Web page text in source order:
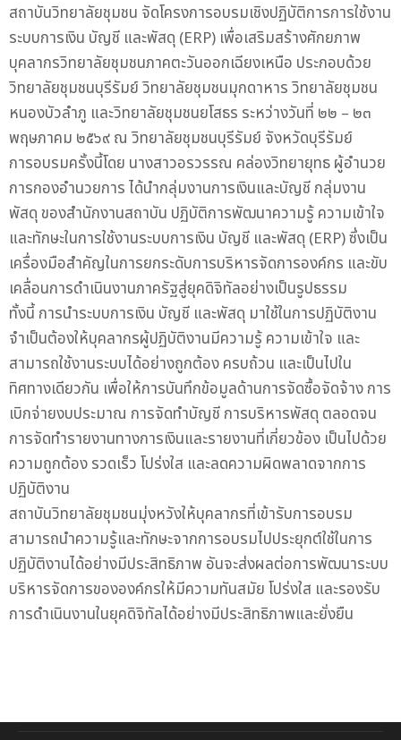
สถาบันวิทยาลัยชุมชน จัดโครงการอบรมเชิงปฏิบัติการการใช้งาน
ระบบการเงิน บัญชี และพัสดุ (ERP) เพื่อเสริมสร้างศักยภาพ
บุคลากรวิทยาลัยชุมชนภาคตะวันออกเฉียงเหนือ ประกอบด้วย
วิทยาลัยชุมชนบุรีรัมย์ วิทยาลัยชุมชนมุกดาหาร วิทยาลัยชุมชน
หนองบัวลำภู และวิทยาลัยชุมชนยโสธร ระหว่างวันที่ ๒๒ – ๒๓
พฤษภาคม ๒๕๖๙ ณ วิทยาลัยชุมชนบุรีรัมย์ จังหวัดบุรีรัมย์
การอบรมครั้งนี้โดย นางสาวอรวรรณ คล่องวิทยายุทธ ผู้อำนวย
การกองอำนวยการ ได้นำกลุ่มงานการเงินและบัญชี กลุ่มงาน
พัสดุ ของสำนักงานสถาบัน ปฏิบัติการพัฒนาความรู้ ความเข้าใจ
และทักษะในการใช้งานระบบการเงิน บัญชี และพัสดุ (ERP) ซึ่งเป็น
เครื่องมือสำคัญในการยกระดับการบริหารจัดการองค์กร และขับ
เคลื่อนการดำเนินงานภาครัฐสู่ยุคดิจิทัลอย่างเป็นรูปธรรม
ทั้งนี้ การนำระบบการเงิน บัญชี และพัสดุ มาใช้ในการปฏิบัติงาน
จำเป็นต้องให้บุคลากรผู้ปฏิบัติงานมีความรู้ ความเข้าใจ และ
สามารถใช้งานระบบได้อย่างถูกต้อง ครบถ้วน และเป็นไปใน
ทิศทางเดียวกัน เพื่อให้การบันทึกข้อมูลด้านการจัดซื้อจัดจ้าง การ
เบิกจ่ายงบประมาณ การจัดทำบัญชี การบริหารพัสดุ ตลอดจน
การจัดทำรายงานทางการเงินและรายงานที่เกี่ยวข้อง เป็นไปด้วย
ความถูกต้อง รวดเร็ว โปร่งใส และลดความผิดพลาดจากการ
ปฏิบัติงาน
สถาบันวิทยาลัยชุมชนมุ่งหวังให้บุคลากรที่เข้ารับการอบรม
สามารถนำความรู้และทักษะจากการอบรมไปประยุกต์ใช้ในการ
ปฏิบัติงานได้อย่างมีประสิทธิภาพ อันจะส่งผลต่อการพัฒนาระบบ
บริหารจัดการขององค์กรให้มีความทันสมัย โปร่งใส และรองรับ
การดำเนินงานในยุคดิจิทัลได้อย่างมีประสิทธิภาพและยั่งยืน